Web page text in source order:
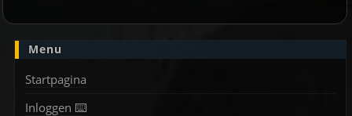
Menu
Startpagina
Inloggen ⌨️